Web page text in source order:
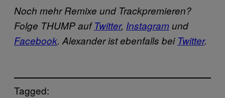
Noch mehr Remixe und Trackpremieren?
Folge THUMP aufTwitter, Instagramund
Facebook. Alexander ist ebenfalls bei Twitter.
Tagged: